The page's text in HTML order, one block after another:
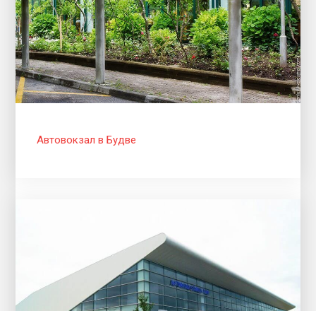
Автовокзал в Будве